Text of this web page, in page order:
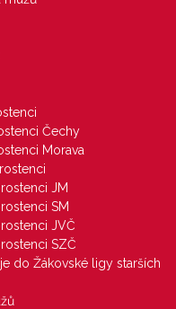
Čechy
Morava
JM
SM
JVČ
SZČ
do Žákovské ligy starších